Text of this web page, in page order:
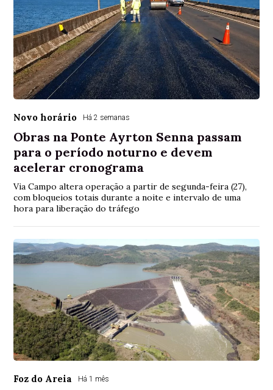
Novo horário Há 2 semanas
Obras na Ponte Ayrton Senna passam
para o período noturno e devem
acelerar cronograma
Via Campo altera operação a partir de segunda-feira (27),
com bloqueios totais durante a noite e intervalo de uma
hora para liberação do tráfego
Foz do Areia Há 1 mês